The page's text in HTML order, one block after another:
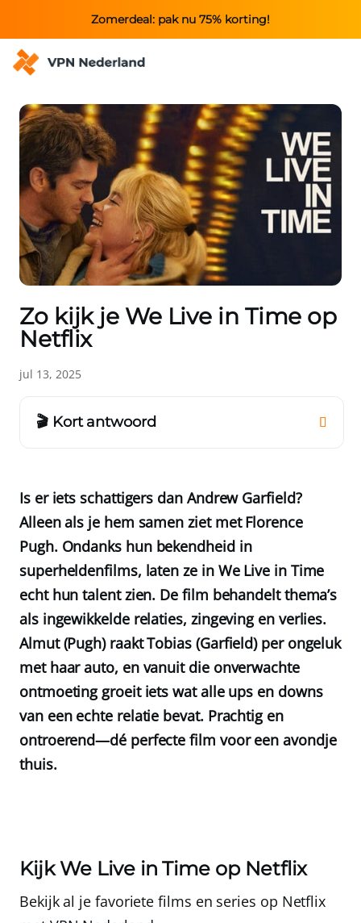
Zomerdeal: pak nu 75% korting!
Zo kijk je We Live in Time op
Netflix
jul 13, 2025
🎬 Kort antwoord
Is er iets schattigers dan Andrew Garfield?
Alleen als je hem samen ziet met Florence
Pugh. Ondanks hun bekendheid in
superheldenfilms, laten ze in We Live in Time
echt hun talent zien. De film behandelt thema’s
als ingewikkelde relaties, zingeving en verlies.
Almut (Pugh) raakt Tobias (Garfield) per ongeluk
met haar auto, en vanuit die onverwachte
ontmoeting groeit iets wat alle ups en downs
van een echte relatie bevat. Prachtig en
ontroerend—dé perfecte film voor een avondje
thuis.
Kijk We Live in Time op Netflix
Bekijk al je favoriete films en series op Netflix